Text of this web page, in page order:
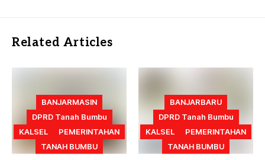
Related Articles
BANJARMASIN
DPRD Tanah Bumbu
KALSEL
PEMERINTAHAN
TANAH BUMBU
BANJARBARU
DPRD Tanah Bumbu
KALSEL
PEMERINTAHAN
TANAH BUMBU